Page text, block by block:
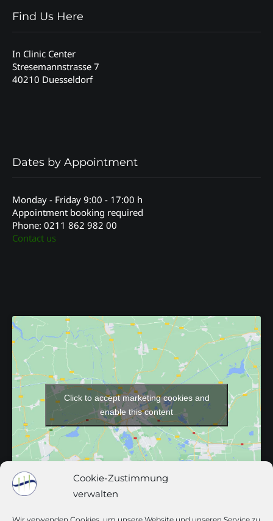
Cookie-Zustimmung
verwalten
Find Us Here
In Clinic Center
Stresemannstrasse 7
40210 Duesseldorf
Dates by Appointment
Monday - Friday 9:00 - 17:00 h
Appointment booking required
Phone: 0211 862 982 00
Contact us
Click to accept marketing cookies and
enable this content